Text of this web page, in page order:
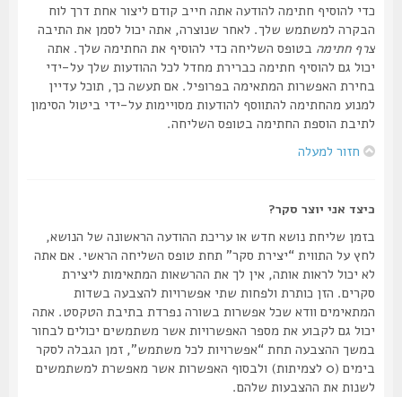
כדי להוסיף חתימה להודעה אתה חייב קודם ליצור אחת דרך לוח
הבקרה למשתמש שלך. לאחר שנוצרה, אתה יכול לסמן את התיבה
צרף חתימהבטופס השליחה כדי להוסיף את החתימה שלך. אתה
יכול גם להוסיף חתימה כברירת מחדל לכל ההודעות שלך על-ידי
בחירת האפשרות המתאימה בפרופיל. אם תעשה כך, תוכל עדיין
למנוע מהחתימה להתווסף להודעות מסויימות על-ידי ביטול הסימון
לתיבת הוספת החתימה בטופס השליחה.
חזור למעלה
כיצד אני יוצר סקר?
בזמן שליחת נושא חדש או עריכת ההודעה הראשונה של הנושא,
לחץ על התווית “יצירת סקר” תחת טופס השליחה הראשי. אם אתה
לא יכול לראות אותה, אין לך את ההרשאות המתאימות ליצירת
סקרים. הזן כותרת ולפחות שתי אפשרויות להצבעה בשדות
המתאימים וודא שכל אפשרות בשורה נפרדת בתיבת הטקסט. אתה
יכול גם לקבוע את מספר האפשרויות אשר משתמשים יכולים לבחור
במשך ההצבעה תחת “אפשרויות לכל משתמש”, זמן הגבלה לסקר
בימים (0 לצמיתות) ולבסוף האפשרות אשר מאפשרת למשתמשים
לשנות את ההצבעות שלהם.